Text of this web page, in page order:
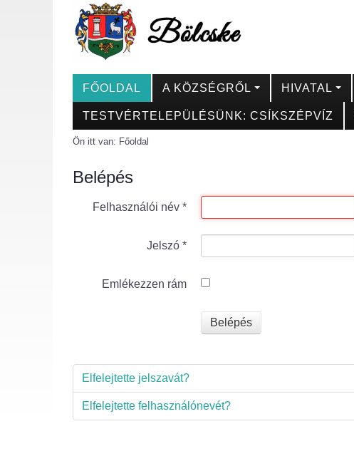
FŐOLDAL A KÖZSÉGRŐL HIVATAL
TESTVÉRTELEPÜLÉSÜNK: CSÍKSZÉPVÍZ
Ön itt van: Főoldal
Belépés
Felhasználói név *
Jelszó *
Emlékezzen rám
Belépés
Elfelejtette jelszavát?
Elfelejtette felhasználónevét?